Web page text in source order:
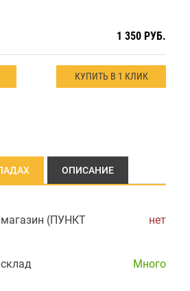
1 350 РУБ.
КУПИТЬ В 1 КЛИК
ОПИСАНИЕ
магазин (ПУНКТ
нет
Много